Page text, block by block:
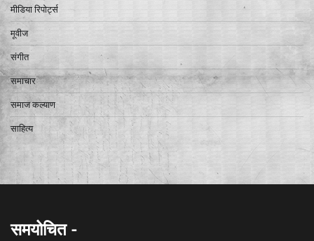
मीडिया रिपोर्ट्स
मूवीज
संगीत
समाचार
समाज कल्याण
साहित्य
समयोचित -